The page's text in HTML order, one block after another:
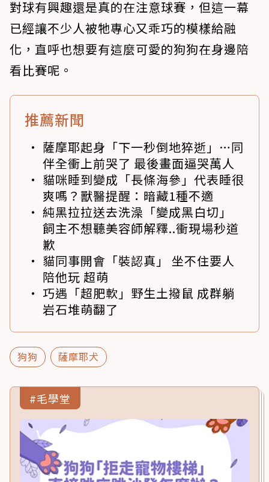
對球有興趣還是真的在注意球賽，但這一幕
已經讓不少人被牠專心又乖巧的模樣給融
化，直呼也想要有這麼可愛的狗狗在身邊陪
看比賽呢。
推薦新聞
薩摩耶起身「下一秒倒地猝逝」…同
伴全衝上前哭了 最後畫面逼哭萬人
貓咪睡到變成「長條海參」代表睡很
爽嗎？獸醫提醒：暗藏1種不適
純黑拉拉送去洗澡「變成黑白切」
飼主不想聽美容師解釋..衝現場秒道
歉
貓同事開會「裝認真」 坐不住要人
陪他玩 超萌
巧遇「超肥軟」野生土撥鼠 成群躺
岩石堆萌翻了
狗狗 薩摩耶犬
#毛學堂